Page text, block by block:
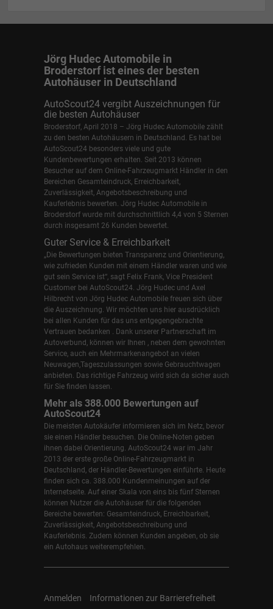
Jörg Hudec Automobile in
Broderstorf ist eines der besten
Autohäuser in Deutschland
AutoScout24 vergibt Auszeichnungen für
die besten Autohäuser
Broderstorf, April 2018 – Jörg Hudec Automobile zählt
zu den besten Autohäusern in Deutschland. Es hat bei
AutoScout24 besonders viele und gute
Kundenbewertungen erhalten. Seit 2013 können
Besucher auf dem Online-Fahrzeugmarkt Händler in den
Bereichen Gesamteindruck, Erreichbarkeit,
Zuverlässigkeit, Angebotsbeschreibung und
Kauferlebnis bewerten. Jörg Hudec Automobile in
Broderstorf wurde mit durchschnittlich 4,4 von 5 Sternen
durch insgesamt 26 Kunden bewertet.
Guter Service & Erreichbarkeit
„Die Bewertungen bieten Transparenz und Orientierung,
wie zufrieden Kunden mit einem Händler waren und wie
gut sein Service ist“, sagt Felix Frank, Vice President
Customer bei AutoScout24. Jörg Hudec und Axel
Hilbrecht von Jörg Hudec Automobile freuen sich über
die Auszeichnung. Wir möchten uns hier ausdrücklich
bei allen Kunden für das uns entgegengebrachte
Vertrauen bedanken . Dank unserer Partnerschaft im
Autoverbund, können wir Ihnen , neben dem gewohnten
Service, auch ein Mehrmarkenangebot an vielen
Neuwagen,Tageszulassungen sowie Gebrauchtwagen
anbieten. Das richtige Fahrzeug wird sich da sicher auch
für Sie finden lassen.
Mehr als 388.000 Bewertungen auf
AutoScout24
Die meisten Autokäufer informieren sich im Netz, bevor
sie einen Händler besuchen. Die Online-Noten geben
ihnen dabei Orientierung. AutoScout24 war im Jahr
2013 der erste große Online-Fahrzeugmarkt in
Deutschland, der Händler-Bewertungen einführte. Heute
finden sich ca. 388.000 Kundenmeinungen auf der
Internetseite. Auf einer Skala von eins bis fünf Sternen
können Nutzer die Autohäuser für die folgenden
Bereiche bewerten: Gesamteindruck, Erreichbarkeit,
Zuverlässigkeit, Angebotsbeschreibung und
Kauferlebnis. Zudem können Kunden angeben, ob sie
ein Autohaus weiterempfehlen.
Anmelden
Informationen zur Barrierefreiheit